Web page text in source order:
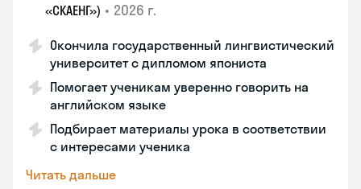
«СКАЕНГ») • 2026 г.
Окончила государственный лингвистический
университет с дипломом япониста
Помогает ученикам уверенно говорить на
английском языке
Подбирает материалы урока в соответствии
с интересами ученика
Читать дальше